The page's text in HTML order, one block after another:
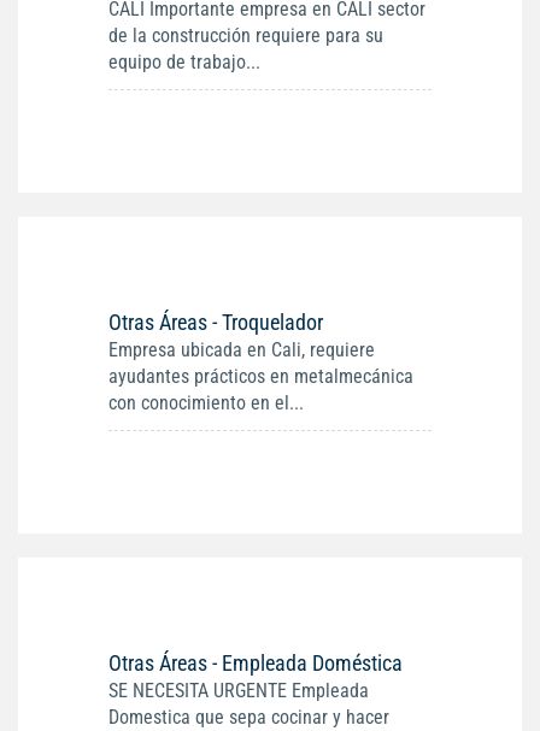
CALI Importante empresa en CALI sector
de la construcción requiere para su
equipo de trabajo...
Otras Áreas - Troquelador
Empresa ubicada en Cali, requiere
ayudantes prácticos en metalmecánica
con conocimiento en el...
Otras Áreas - Empleada Doméstica
SE NECESITA URGENTE Empleada
Domestica que sepa cocinar y hacer